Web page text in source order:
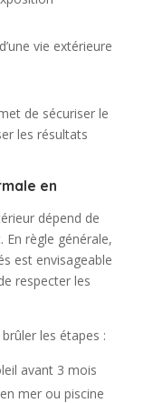
vie extérieure
de sécuriser le
les résultats
en
dépend de
En règle générale,
est envisageable
respecter les
les étapes :
avant 3 mois
mer ou piscine